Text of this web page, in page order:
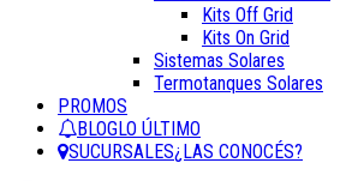
Kits Off Grid
Kits On Grid
Sistemas Solares
Termotanques Solares
PROMOS
BLOGLO ÚLTIMO
SUCURSALES¿LAS CONOCÉS?